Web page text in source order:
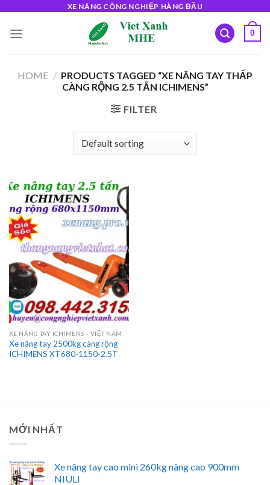
content
XE NÂNG CÔNG NGHIỆP HÀNG ĐẦU
0
HOME / PRODUCTS TAGGED “XE NÂNG TAY THẤP
CÀNG RỘNG 2.5 TẤN ICHIMENS”
FILTER
XE NÂNG TAY ICHIMENS - VIỆT NAM
Xe nâng tay 2500kg càng rộng
ICHIMENS XT680-1150-2.5T
MỚI NHẤT
Xe nâng tay cao mini 260kg nâng cao 900mm
NIULI